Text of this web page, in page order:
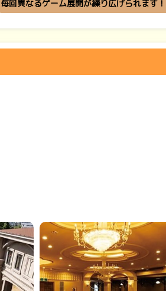
毎回異なるゲーム展開が繰り広げられます！